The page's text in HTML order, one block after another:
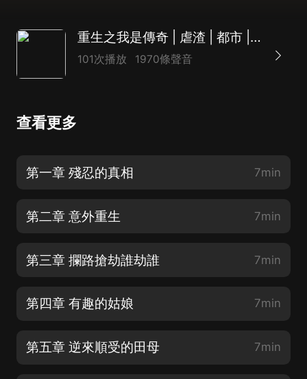
重生之我是傳奇 | 虐渣 | 都市 | 言情
101次播放 1970條聲音
查看更多
第一章 殘忍的真相 7min
第二章 意外重生 7min
第三章 攔路搶劫誰劫誰 7min
第四章 有趣的姑娘 7min
第五章 逆來順受的田母 7min